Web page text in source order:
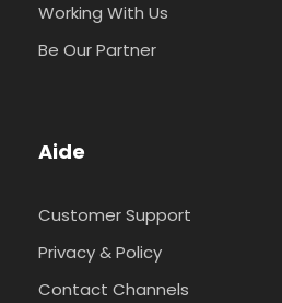
Working With Us
Be Our Partner
Aide
Customer Support
Privacy & Policy
Contact Channels